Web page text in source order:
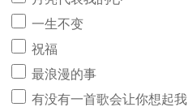
一生不变
祝福
最浪漫的事
有没有一首歌会让你想起我